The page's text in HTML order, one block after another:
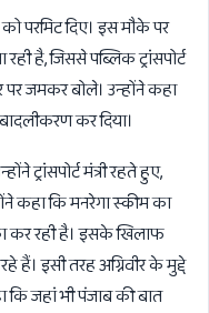
परमिट दिए। इस मौके पर
है, जिससे पब्लिक ट्रांसपोर्ट
पर जमकर बोले। उन्होंने कहा
कर दिया।
ट्रांसपोर्ट मंत्री रहते हुए,
कहा कि मनरेगा स्कीम का
कर रही है। इसके खिलाफ
इसी तरह अग्निवीर के मुद्दे
कि जहां भी पंजाब की बात